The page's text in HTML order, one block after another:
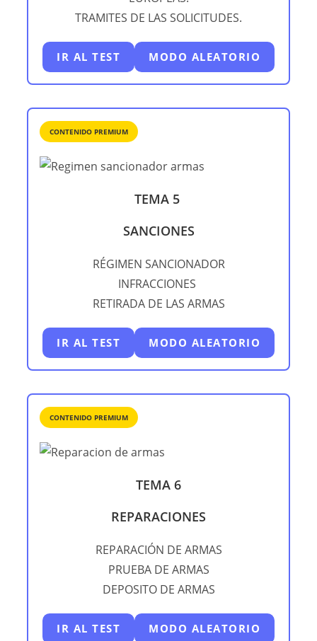
TRAMITES DE LAS SOLICITUDES.
IR AL TEST MODO ALEATORIO
CONTENIDO PREMIUM
TEMA5
SANCIONES
RÉGIMEN SANCIONADOR
INFRACCIONES
RETIRADA DE LAS ARMAS
IR AL TEST MODO ALEATORIO
CONTENIDO PREMIUM
TEMA 6
REPARACIONES
REPARACIÓN DE ARMAS
PRUEBA DE ARMAS
DEPOSITO DE ARMAS
IR AL TEST MODO ALEATORIO